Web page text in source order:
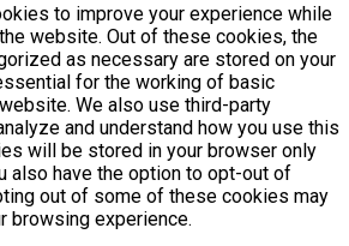
to improve your experience while
website. Out of these cookies, the
as necessary are stored on your
for the working of basic
We also use third-party
and understand how you use this
will be stored in your browser only
also have the option to opt-out of
out of some of these cookies may
browsing experience.